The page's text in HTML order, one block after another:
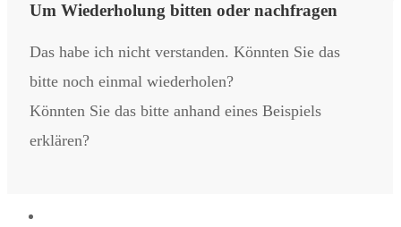
Um Wiederholung bitten oder nachfragen
Das habe ich nicht verstanden. Könnten Sie das
bitte noch einmal wiederholen?
Könnten Sie das bitte anhand eines Beispiels
erklären?